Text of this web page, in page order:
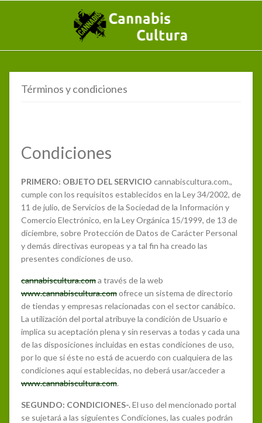
Términos y condiciones
Condiciones
PRIMERO: OBJETO DEL SERVICIO cannabiscultura.com.,
cumple con los requisitos establecidos en la Ley 34/2002, de
11 de julio, de Servicios de la Sociedad de la Información y
Comercio Electrónico, en la Ley Orgánica 15/1999, de 13 de
diciembre, sobre Protección de Datos de Carácter Personal
y demás directivas europeas y a tal fin ha creado las
presentes condiciones de uso.
cannabiscultura.coma través de la web
www.cannabiscultura.comofrece un sistema de directorio
de tiendas y empresas relacionadas con el sector canábico.
La utilización del portal atribuye la condición de Usuario e
implica su aceptación plena y sin reservas a todas y cada una
de las disposiciones incluidas en estas condiciones de uso,
por lo que si éste no está de acuerdo con cualquiera de las
condiciones aquí establecidas, no deberá usar/acceder a
www.cannabiscultura.com.
SEGUNDO: CONDICIONES-.El uso del mencionado portal
se sujetará a las siguientes Condiciones, las cuales podrán